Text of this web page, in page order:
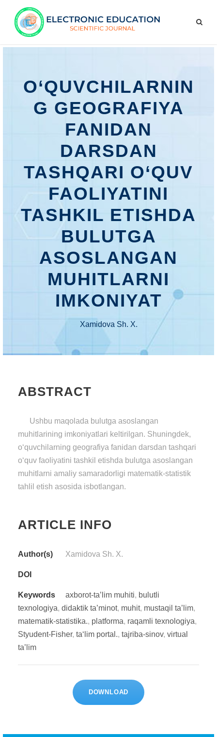
O‘QUVCHILARNIN
G GEOGRAFIYA
FANIDAN
DARSDAN
TASHQARI O‘QUV
FAOLIYATINI
TASHKIL ETISHDA
BULUTGA
ASOSLANGAN
MUHITLARNI
IMKONIYAT
Xamidova Sh. X.
ABSTRACT
Ushbu maqolada bulutga asoslangan
muhitlarining imkoniyatlari keltirilgan. Shuningdek,
o‘quvchilarning geografiya fanidan darsdan tashqari
o‘quv faoliyatini tashkil etishda bulutga asoslangan
muhitlarni amaliy samaradorligi mаtеmаtik-stаtistik
tаhlil etish asosida isbotlangan.
ARTICLE INFO
Author(s) Xamidova Sh. X.
DOI
Keywords axborot-ta’lim muhiti, bulutli
texnologiya, didaktik ta’minot, muhit, mustaqil ta’lim,
mаtеmаtik-stаtistika., platforma, raqamli texnologiya,
Styudеnt-Fishеr, ta‘lim portal., tajriba-sinov, virtual
ta’lim
DOWNLOAD